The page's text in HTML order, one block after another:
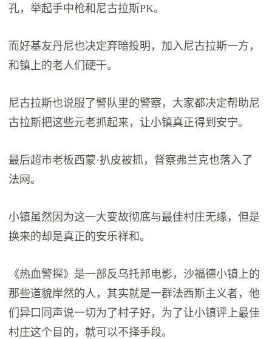
孔，举起手中枪和尼古拉斯PK。
而好基友丹尼也决定弃暗投明，加入尼古拉斯一方，
和镇上的老人们硬干。
尼古拉斯也说服了警队里的警察，大家都决定帮助尼
古拉斯把这些元老抓起来，让小镇真正得到安宁。
最后超市老板西蒙·扒皮被抓，督察弗兰克也落入了
法网。
小镇虽然因为这一大变故彻底与最佳村庄无缘，但是
换来的却是真正的安乐祥和。
《热血警探》是一部反乌托邦电影，沙福德小镇上的
那些道貌岸然的人，其实就是一群法西斯主义者，他
们异口同声说一切为了村子好，为了让小镇评上最佳
村庄这个目的，就可以不择手段。